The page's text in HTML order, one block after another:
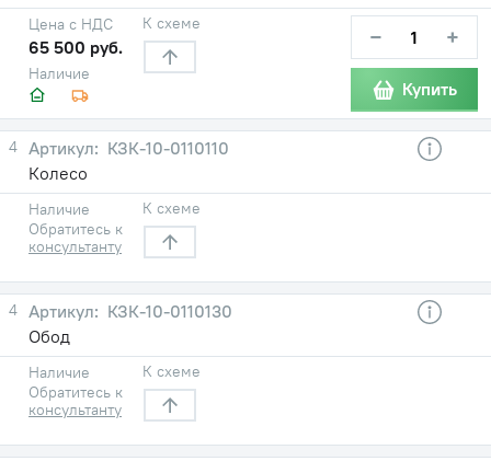
Наличие
Цена с НДС
65 500 руб.
К схеме − +
Купить
4
КЗК-10-0110110
Колесо
Наличие
Обратитесь к
консультанту
К схеме
4
КЗК-10-0110130
Обод
Наличие
Обратитесь к
консультанту
К схеме